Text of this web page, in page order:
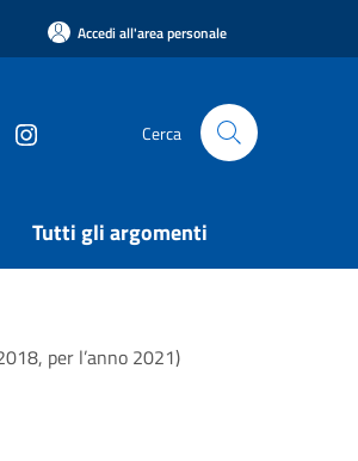
Accedi all'area personale
Cerca
Tutti gli argomenti
per l’anno 2021)